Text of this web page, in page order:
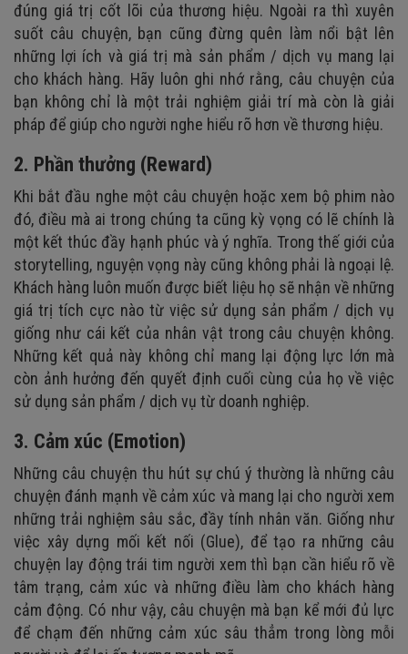
đúng giá trị cốt lõi của thương hiệu. Ngoài ra thì xuyên
suốt câu chuyện, bạn cũng đừng quên làm nổi bật lên
những lợi ích và giá trị mà sản phẩm / dịch vụ mang lại
cho khách hàng. Hãy luôn ghi nhớ rằng, câu chuyện của
bạn không chỉ là một trải nghiệm giải trí mà còn là giải
pháp để giúp cho người nghe hiểu rõ hơn về thương hiệu.
2. Phần thưởng (Reward)
Khi bắt đầu nghe một câu chuyện hoặc xem bộ phim nào
đó, điều mà ai trong chúng ta cũng kỳ vọng có lẽ chính là
một kết thúc đầy hạnh phúc và ý nghĩa. Trong thế giới của
storytelling, nguyện vọng này cũng không phải là ngoại lệ.
Khách hàng luôn muốn được biết liệu họ sẽ nhận về những
giá trị tích cực nào từ việc sử dụng sản phẩm / dịch vụ
giống như cái kết của nhân vật trong câu chuyện không.
Những kết quả này không chỉ mang lại động lực lớn mà
còn ảnh hưởng đến quyết định cuối cùng của họ về việc
sử dụng sản phẩm / dịch vụ từ doanh nghiệp.
3. Cảm xúc (Emotion)
Những câu chuyện thu hút sự chú ý thường là những câu
chuyện đánh mạnh về cảm xúc và mang lại cho người xem
những trải nghiệm sâu sắc, đầy tính nhân văn. Giống như
việc xây dựng mối kết nối (Glue), để tạo ra những câu
chuyện lay động trái tim người xem thì bạn cần hiểu rõ về
tâm trạng, cảm xúc và những điều làm cho khách hàng
cảm động. Có như vậy, câu chuyện mà bạn kể mới đủ lực
để chạm đến những cảm xúc sâu thẳm trong lòng mỗi